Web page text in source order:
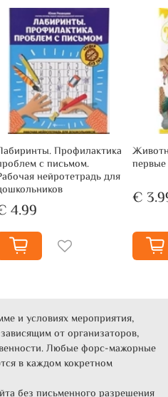
— как по объему, так и
Выдающиеся
природные ландшафты,
технику, удивительных
увидит на многочисленных
тексты, но и услышит о
использовав возможности
этого ему нужно будет
ASTAR EXPLORER и
возраста.
Профилактика
с письмом.
нейротетрадь для
4.99
€
и условиях мероприятия,
от организаторов,
Любые форс-мажорные
в каждом кокретном
без письменного разрешения